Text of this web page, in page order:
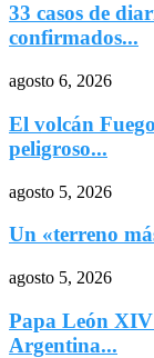
33 casos de
confirmados...
agosto 6, 2026
El volcán
peligroso...
agosto 5, 2026
Un «terreno
agosto 5, 2026
Papa León
Argentina...